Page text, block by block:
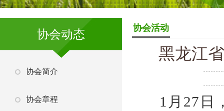
协会动态
协会简介
协会章程
协会活动
黑龙江
1月27日